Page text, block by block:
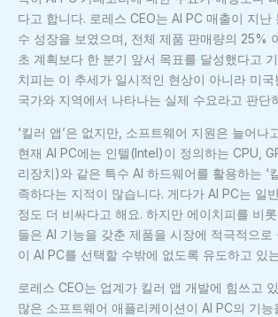
다고 합니다. 로레스 CEO는 AI PC 매출이 지난
수 성장을 보였으며, 전체 제품 판매량의 25%
초 계획보다 한 분기 앞서 목표를 달성했다고
치피는 이 추세가 일시적인 현상이 아니라 미국
국가와 지역에서 나타나는 실제 수요라고 판단
‘킬러 앱’은 없지만, 소프트웨어 지원은 늘어나
현재 AI PC에는 인텔(Intel)이 정의하는 CPU,
리장치)와 같은 특수 AI 하드웨어를 활용하는 ‘
족하다는 지적이 많습니다. 게다가 AI PC는 일
정도 더 비싸다고 해요. 하지만 에이치피를 비
들은 AI 기능을 갖춘 제품을 시장에 적극적으로
이 AI PC를 선택할 수밖에 없도록 유도하고 있
로레스 CEO는 업계가 킬러 앱 개발에 힘쓰고
많은 소프트웨어 애플리케이션이 AI PC의 기능